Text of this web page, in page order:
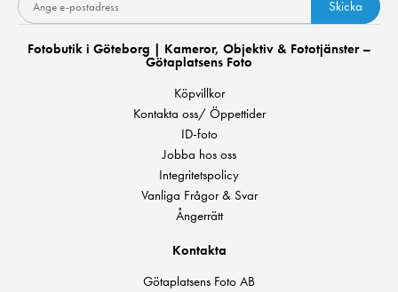
Skicka
Fotobutik i Göteborg | Kameror, Objektiv & Fototjänster –
Götaplatsens Foto
Köpvillkor
Kontakta oss/ Öppettider
ID-foto
Jobba hos oss
Integritetspolicy
Vanliga Frågor & Svar
Ångerrätt
Kontakta
Götaplatsens Foto AB